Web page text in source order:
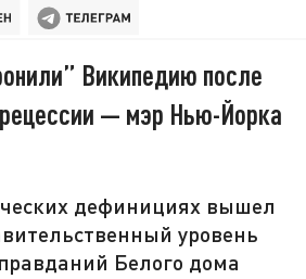
Википедию после
— мэр Нью-Йорка
дефинициях вышел
уровень
Белого дома